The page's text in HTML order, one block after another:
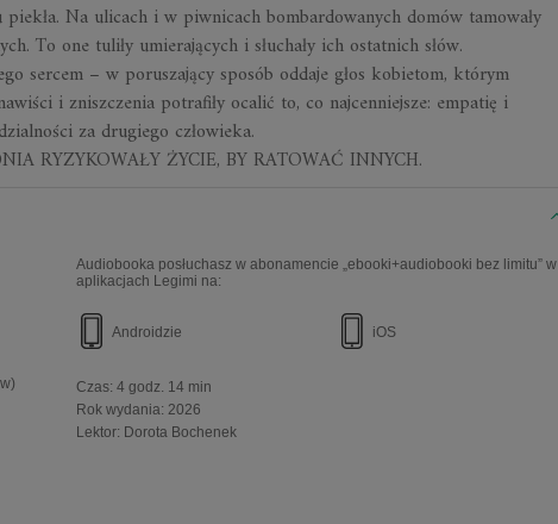
piekła. Na ulicach i w piwnicach bombardowanych domów tamowały
To one tuliły umierających i słuchały ich ostatnich słów.
sercem – w poruszający sposób oddaje głos kobietom, którym
i zniszczenia potrafiły ocalić to, co najcenniejsze: empatię i
za drugiego człowieka.
RYZYKOWAŁY ŻYCIE, BY RATOWAĆ INNYCH.
Audiobooka posłuchasz w abonamencie „ebooki+audiobooki bez limitu” w
aplikacjach Legimi na:
Androidzie iOS
Czas: 4 godz. 14 min
Rok wydania: 2026
Lektor: Dorota Bochenek